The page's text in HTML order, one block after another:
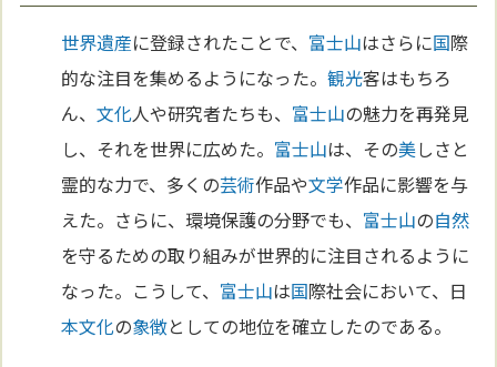
世界遺産に登録されたことで、 富士山はさらに国際
的な注目を集めるようになった。観光客はもちろ
ん、文化人や研究者たちも、 富士山の魅力を再発見
し、それを世界に広めた。 富士山は、その美しさと
霊的な力で、多くの芸術作品や文学作品に影響を与
えた。さらに、環境保護の分野でも、 富士山の自然
を守るための取り組みが世界的に注目されるように
なった。こうして、 富士山は国際社会において、日
本文化の象徴としての地位を確立したのである。